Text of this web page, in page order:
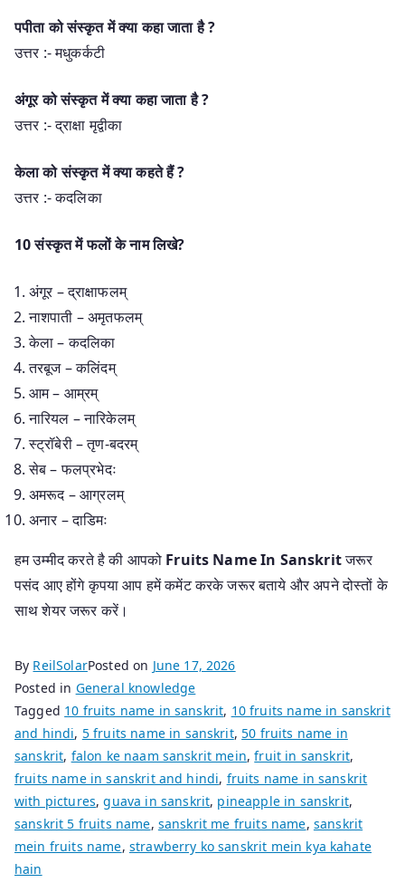
पपीता को संस्कृत में क्या कहा जाता है ?
उत्तर :- मधुकर्कटी
अंगूर को संस्कृत में क्या कहा जाता है ?
उत्तर :- द्राक्षा मृद्वीका
केला को संस्कृत में क्या कहते हैं ?
उत्तर :- कदलिका
10 संस्कृत में फलों के नाम लिखे?
अंगूर – द्राक्षाफलम्
नाशपाती – अमृतफलम्
केला – कदलिका
तरबूज – कलिंदम्
आम – आम्रम्
नारियल – नारिकेलम्
स्ट्रॉबेरी – तृण-बदरम्
सेब – फलप्रभेदः
अमरूद – आग्रलम्
अनार – दाडिमः
हम उम्मीद करते है की आपको Fruits Name In Sanskritजरूर
पसंद आए होंगे कृपया आप हमें कमेंट करके जरूर बताये और अपने दोस्तों के
साथ शेयर जरूर करें।
By ReilSolarPosted on June 17, 2026
Posted in General knowledge
Tagged 10 fruits name in sanskrit, 10 fruits name in sanskrit
and hindi, 5 fruits name in sanskrit,50 fruits name in
sanskrit, falon ke naam sanskrit mein,fruit in sanskrit,
fruits name in sanskrit and hindi, fruits name in sanskrit
with pictures,guava in sanskrit, pineapple in sanskrit,
sanskrit 5 fruits name, sanskrit me fruits name, sanskrit
mein fruits name, strawberry ko sanskrit mein kya kahate
hain